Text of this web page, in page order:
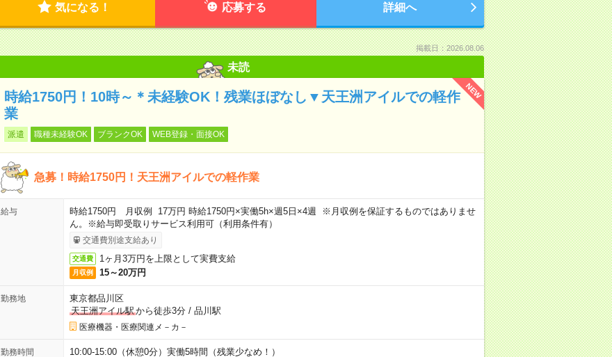
気になる！ 応募する 詳細へ
掲載日：2026.08.06
未読
NEW
時給1750円！10時～＊未経験OK！残業ほぼなし▼天王洲アイルでの軽作
業
派遣 職種未経験OK ブランクOK WEB登録・面接OK
急募！時給1750円！天王洲アイルでの軽作業
給与
時給1750円 月収例 17万円 時給1750円×実働5h×週5日×4週 ※月収例を保証するものではありませ
ん。※給与即受取りサービス利用可（利用条件有）
交通費別途支給あり
交通費 1ヶ月3万円を上限として実費支給
月収例 15～20万円
勤務地
東京都品川区
天王洲アイル駅から徒歩3分/ 品川駅
医療機器・医療関連メ－カ－
勤務時間 10:00-15:00（休憩0分）実働5時間（残業少なめ！）